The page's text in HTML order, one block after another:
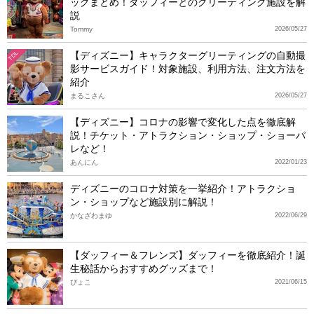
説
2026/05/27
Tommy
TDL
【ディズニー】キャラクターグリーティングの自動撮
影サービスガイド！対象施設、利用方法、注文方法を
紹介
2026/05/27
まるこさん
【ディズニー】コロナの影響で変化した点を徹底解
説！チケット・アトラクション・ショップ・ショーパ
レなど！
2022/01/23
あんにん
ディズニーのコロナ対策を一挙紹介！アトラクショ
ン・ショップなど施設別に解説！
2022/06/29
かなざわまゆ
【ダッフィー＆フレンズ】ダッフィーを徹底紹介！誕
生秘話からおすすめグッズまで！
2021/06/15
ぴょこ